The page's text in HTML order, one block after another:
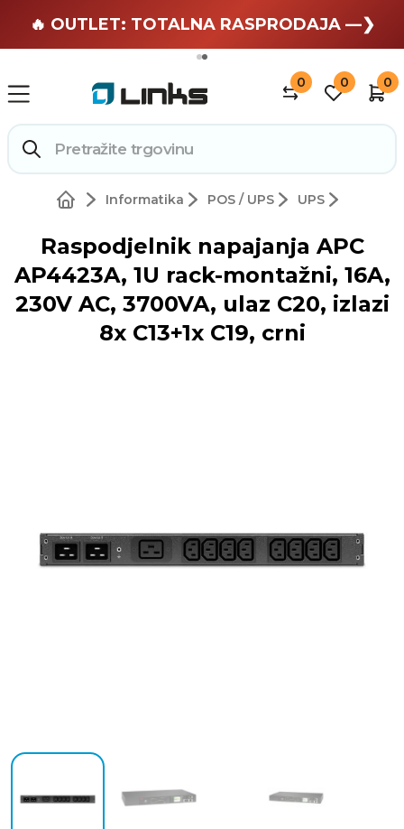
🏄 Zaslužuješ odmor —❯
🔥 OUTLET: TOTALNA RASPRODAJA —❯
0 0 0
Informatika POS / UPS UPS
Raspodjelnik napajanja APC
AP4423A, 1U rack-montažni, 16A,
230V AC, 3700VA, ulaz C20, izlazi
8x C13+1x C19, crni